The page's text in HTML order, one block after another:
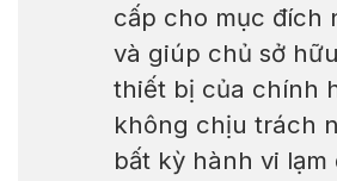
cấp cho mục đích
và giúp chủ sở
thiết bị của chính
không chịu trách
bất kỳ hành vi lạm